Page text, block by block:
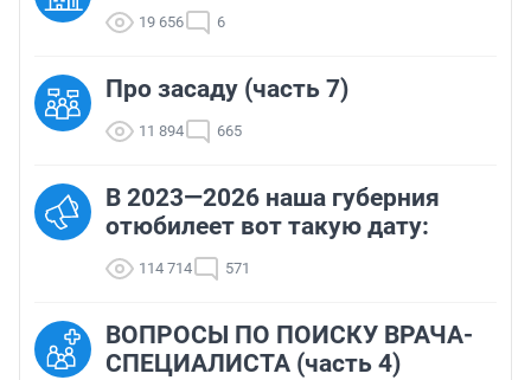
19 656 6
Про засаду (часть 7)
11 894 665
В 2023—2026 наша губерния
отюбилеет вот такую дату:
114 714 571
ВОПРОСЫ ПО ПОИСКУ ВРАЧА-
СПЕЦИАЛИСТА (часть 4)